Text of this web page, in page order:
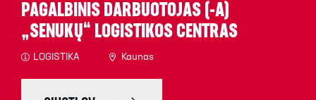
PAGALBINIS DARBUOTOJAS (-A)
„SENUKŲ“ LOGISTIKOS CENTRAS
LOGISTIKA Kaunas